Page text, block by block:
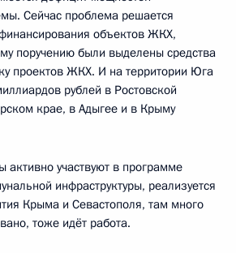
Сейчас проблема решается
объектов ЖКХ,
поручению были выделены средства
проектов ЖКХ. И на территории Юга
рублей в Ростовской
крае, в Адыгее и в Крыму
активно участвуют в программе
инфраструктуры, реализуется
Крыма и Севастополя, там много
тоже идёт работа.